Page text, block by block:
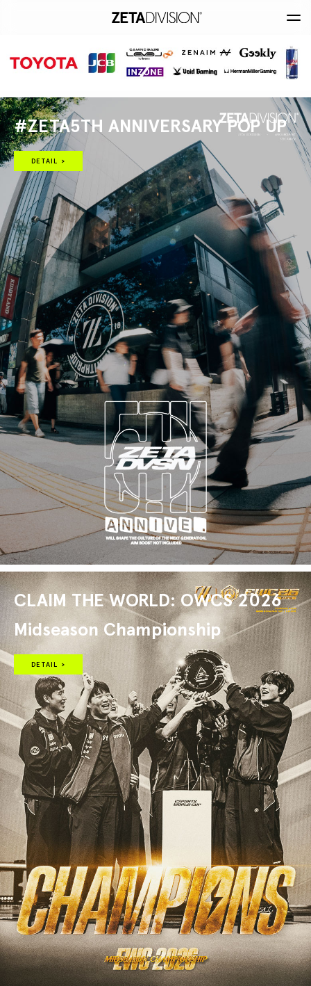
#ZETA5TH ANNIVERSARY POP UP
DETAIL >
CLAIM THE WORLD: OWCS 2026
Midseason Championship
DETAIL >